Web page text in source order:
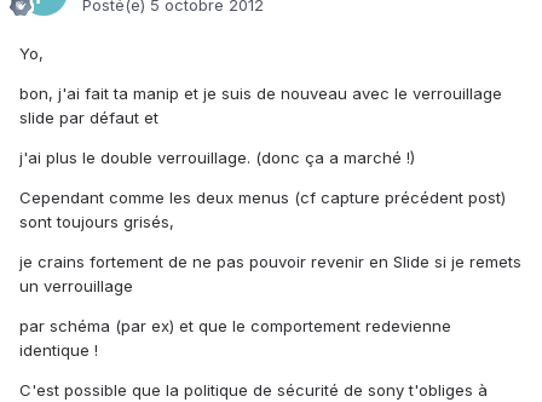
Posté(e) 5 octobre 2012
Yo,
bon, j'ai fait ta manip et je suis de nouveau avec le verrouillage
slide par défaut et
j'ai plus le double verrouillage. (donc ça a marché !)
Cependant comme les deux menus (cf capture précédent post)
sont toujours grisés,
je crains fortement de ne pas pouvoir revenir en Slide si je remets
un verrouillage
par schéma (par ex) et que le comportement redevienne
identique !
C'est possible que la politique de sécurité de sony t'obliges à